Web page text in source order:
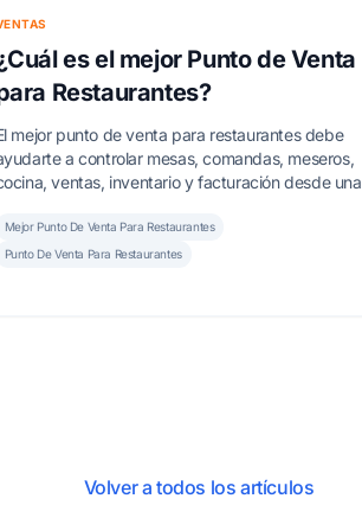
es el mejor Punto de Venta
Restaurantes?
mejor punto de venta para restaurantes debe
a controlar mesas, comandas, meseros,
ventas, inventario y facturación desde una
Mejor Punto De Venta Para Restaurantes
Punto De Venta Para Restaurantes
Volver a todos los artículos